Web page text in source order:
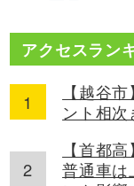
アクセスラン
【越谷
ント相
【首都
普通車